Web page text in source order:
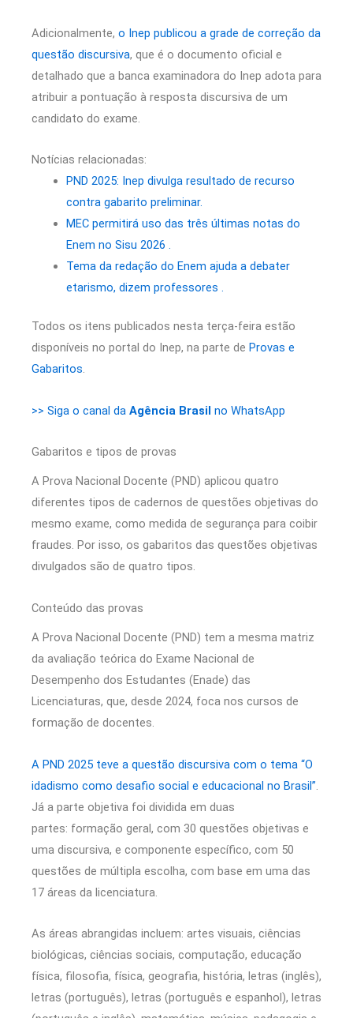
Adicionalmente, o Inep publicou a grade de correção da
questão discursiva, que é o documento oficial e
detalhado que a banca examinadora do Inep adota para
atribuir a pontuação à resposta discursiva de um
candidato do exame.
Notícias relacionadas:
PND 2025: Inep divulga resultado de recurso
contra gabarito preliminar.
MEC permitirá uso das três últimas notas do
Enem no Sisu 2026 .
Tema da redação do Enem ajuda a debater
etarismo, dizem professores .
Todos os itens publicados nesta terça-feira estão
disponíveis no portal do Inep, na parte de Provas e
Gabaritos.
>> Siga o canal da Agência Brasil no WhatsApp
Gabaritos e tipos de provas
A Prova Nacional Docente (PND) aplicou quatro
diferentes tipos de cadernos de questões objetivas do
mesmo exame, como medida de segurança para coibir
fraudes. Por isso, os gabaritos das questões objetivas
divulgados são de quatro tipos.
Conteúdo das provas
A Prova Nacional Docente (PND) tem a mesma matriz
da avaliação teórica do Exame Nacional de
Desempenho dos Estudantes (Enade) das
Licenciaturas, que, desde 2024, foca nos cursos de
formação de docentes.
A PND 2025 teve a questão discursiva com o tema “O
idadismo como desafio social e educacional no Brasil”
Já a parte objetiva foi dividida em duas
partes: formação geral, com 30 questões objetivas e
uma discursiva, e componente específico, com 50
questões de múltipla escolha, com base em uma das
17 áreas da licenciatura.
As áreas abrangidas incluem: artes visuais, ciências
biológicas, ciências sociais, computação, educação
física, filosofia, física, geografia, história, letras (inglês),
letras (português), letras (português e espanhol), letras